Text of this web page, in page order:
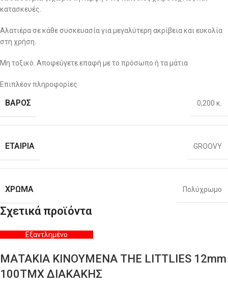
κατασκευές.
Αλατιέρα σε κάθε συσκευασία για μεγαλύτερη ακρίβεια και ευκολία
στη χρήση.
Μη τοξικό. Αποφεύγετε επαφή με το πρόσωπο ή τα μάτια
Επιπλέον πληροφορίες
ΒΆΡΟΣ 0,200 κ.
ΕΤΑΙΡΊΑ GROOVY
ΧΡΏΜΑ Πολύχρωμο
Σχετικά προϊόντα
Εξαντλημένο
ΜΑΤΑΚΙΑ ΚΙΝΟΥΜΕΝΑ THE LITTLIES 12mm
100ΤΜΧ ΔΙΑΚΑΚΗΣ